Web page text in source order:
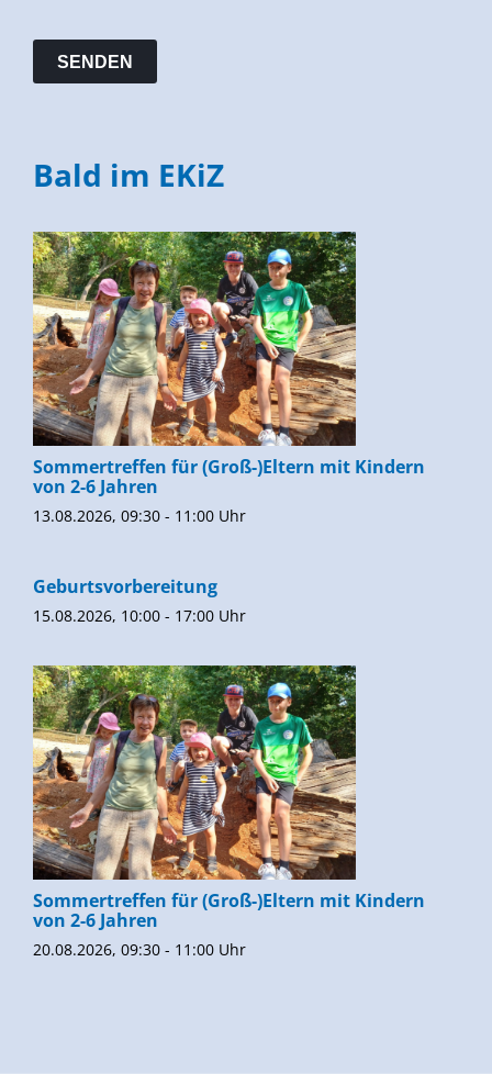
Bald im EKiZ
Sommertreffen für (Groß-)Eltern mit Kindern
von 2-6 Jahren
13.08.2026, 09:30 - 11:00 Uhr
Geburtsvorbereitung
15.08.2026, 10:00 - 17:00 Uhr
Sommertreffen für (Groß-)Eltern mit Kindern
von 2-6 Jahren
20.08.2026, 09:30 - 11:00 Uhr